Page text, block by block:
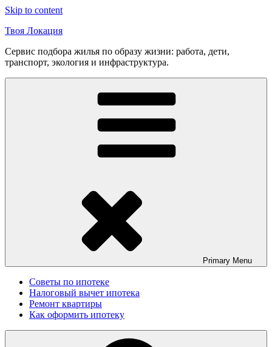
Skip to content
Твоя Локация
Сервис подбора жилья по образу жизни: работа, дети,
транспорт, экология и инфраструктура.
Primary Menu
Советы по ипотеке
Налоговый вычет ипотека
Ремонт квартиры
Как оформить ипотеку